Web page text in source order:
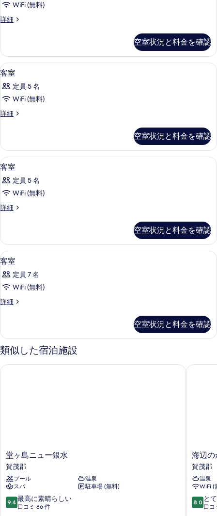
示
る
天
サ
付)
禁
煙
の
べ
の
写
真
を
表
示
(温
泉
露
ウ
ナ
付)
禁
煙
詳
細
ー
ャ
ン
ビ
ュ
ー
ス
ト
(温
泉
露
付)
煙
の
す
べ
て
の
を
表
示
WiFi (無料)
詳細
エ
テ
ィ
ブ
ー
シ
ン
ス
イ
ー
ト
(温
泉
露
天
煙
の
詳
細
空室状況と料金を確認
客
室
の
べ
の
写
真
を
表
示
高級寝具、セーフティボックス (室
11
客室
定員 5 名
WiFi (無料)
詳細
客
細
空室状況と料金を確認
客
室
の
べ
の
写
真
を
表
示
高級寝具、セーフティボックス (室
11
客室
定員 5 名
WiFi (無料)
詳細
客
細
空室状況と料金を確認
客
室
の
べ
の
写
真
を
高級寝具、セーフティボックス (室
11
客室
定員 7 名
WiFi (無料)
詳細
客
細
空室状況と料金を確認
類似した宿泊施設
堂
ヶ
島
ニ
ュ
ー
銀
堂ヶ島ニュー銀水
賀茂郡
プール
温泉
スパ
駐車場 (無料)
10
段
9.4 最高に素晴らしい
口コミ 86 件
堂ヶ島ニュー銀水
海
辺
の
か
く
れ
湯
海辺の
賀茂郡
温泉
WiFi (
10
段
8.0 と
口コ
海辺の